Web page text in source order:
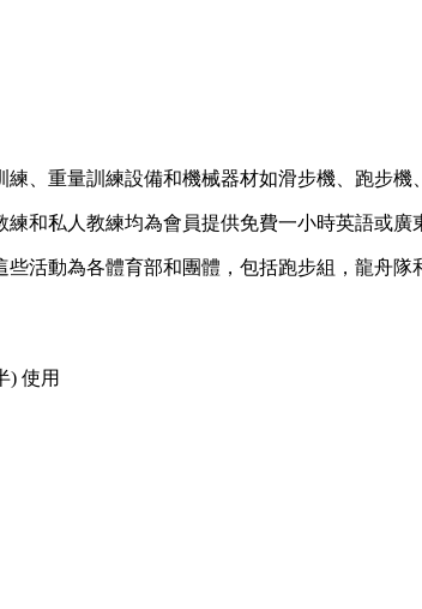
、重量訓練設備和機械器材如滑步機、跑步機
和私人教練均為會員提供免費一小時英語或
活動為各體育部和團體，包括跑步組，龍舟隊
) 使用